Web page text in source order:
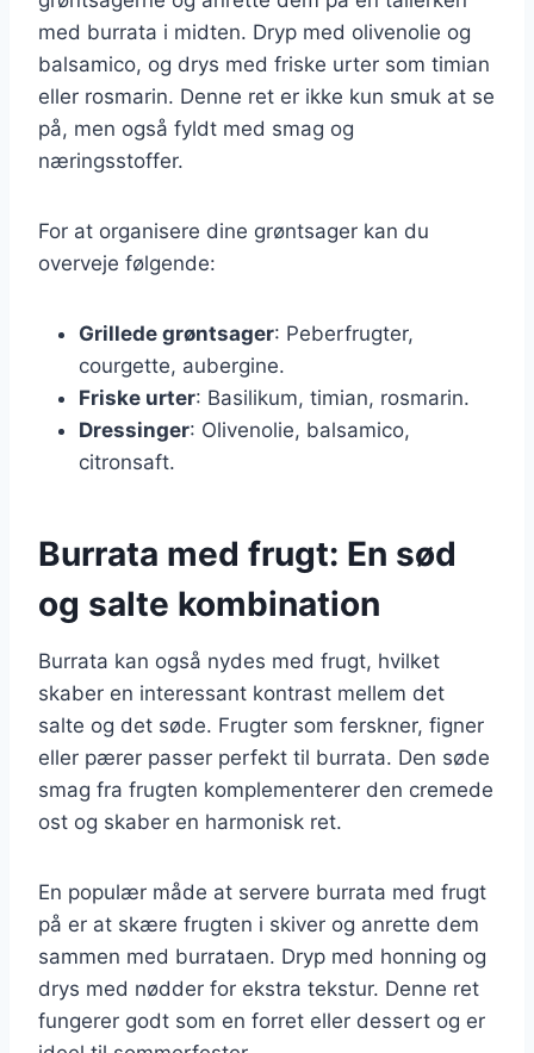
med burrata i midten. Dryp med olivenolie og
balsamico, og drys med friske urter som timian
eller rosmarin. Denne ret er ikke kun smuk at se
på, men også fyldt med smag og
næringsstoffer.
For at organisere dine grøntsager kan du
overveje følgende:
Grillede grøntsager: Peberfrugter,
courgette, aubergine.
Friske urter: Basilikum, timian, rosmarin.
Dressinger: Olivenolie, balsamico,
citronsaft.
Burrata med frugt: En sød
og salte kombination
Burrata kan også nydes med frugt, hvilket
skaber en interessant kontrast mellem det
salte og det søde. Frugter som ferskner, figner
eller pærer passer perfekt til burrata. Den søde
smag fra frugten komplementerer den cremede
ost og skaber en harmonisk ret.
En populær måde at servere burrata med frugt
på er at skære frugten i skiver og anrette dem
sammen med burrataen. Dryp med honning og
drys med nødder for ekstra tekstur. Denne ret
fungerer godt som en forret eller dessert og er